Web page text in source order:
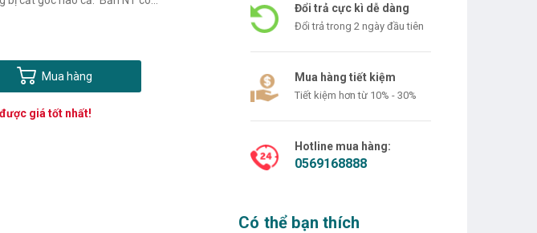
Mua hàng
giá tốt nhất!
Đổi trả cực kì dễ dàng
Đổi trả trong 2 ngày đầu tiên
Mua hàng tiết kiệm
Tiết kiệm hơn từ 10% - 30%
Hotline mua hàng:
0569168888
Có thể bạn thích